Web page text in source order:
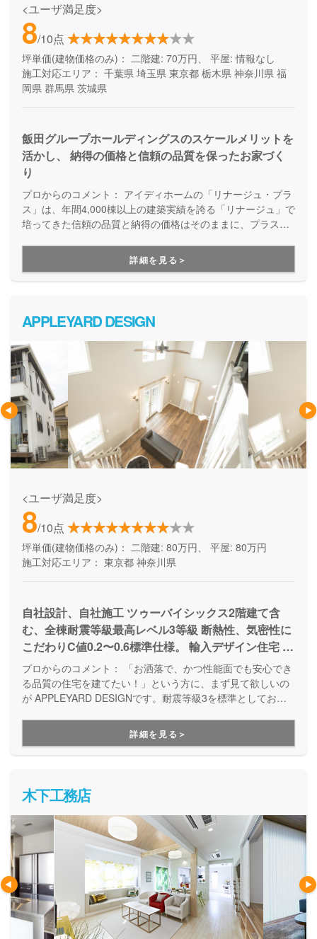
<ユーザ満足度>
8/10点
坪単価(建物価格のみ)： 二階建: 70万円、 平屋: 情報なし
施工対応エリア： 千葉県 埼玉県 東京都 栃木県 神奈川県 福
岡県 群馬県 茨城県
飯田グループホールディングスのスケールメリットを
活かし、 納得の価格と信頼の品質を保ったお家づく
り
プロからのコメント： アイディホームの「リナージュ・プラ
ス」は、年間4,000棟以上の建築実績を誇る「リナージュ」で
培ってきた信頼の品質と納得の価格はそのままに、プラスα
ることで、納得価格で世界にひとつの住まいが完成します。
詳細を見る＞
APPLEYARD DESIGN
<ユーザ満足度>
8/10点
坪単価(建物価格のみ)： 二階建: 80万円、 平屋: 80万円
施工対応エリア： 東京都 神奈川県
自社設計、自社施工 ツゥーバイシックス2階建て含
む、全棟耐震等級最高レベル3等級 断熱性、気密性に
こだわりC値0.2〜0.6標準仕様。 輸入デザイン住宅 自
然素材、無垢材ドア、無垢フローリングを標準。 資
産価値が落ちない、輸入デザイン住宅、100年住める
家。インテリアコーディネーターと一緒に詳細な打ち
プロからのコメント：
「お洒落で、かつ性能面でも安心でき
る品質の住宅を建てたい！」という方に、まず見て欲しいの
が APPLEYARD DESIGNです。耐震等級3を標準としてお
ど、満足のいく高性能なお家づくりが出来ます。また、自社
設計・自社施工なので、ご予算に合わせてオーダーメイドの
お家づくりが実現できる点も安心してお家づくりを任せられ
詳細を見る＞
木下工務店